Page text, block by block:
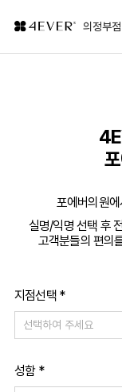
의정부점
포에버의원
실명/익명 선택 후
고객분들의 편의
지점선택 *
성함 *